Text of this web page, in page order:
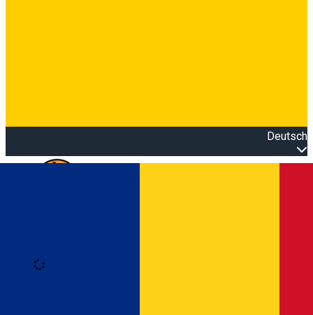
Deutsch